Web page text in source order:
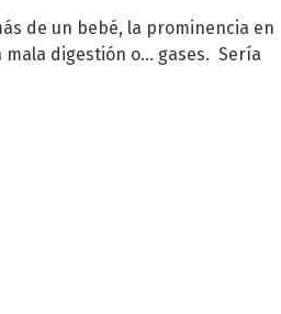
de un bebé, la prominencia en
digestión o... gases. Sería